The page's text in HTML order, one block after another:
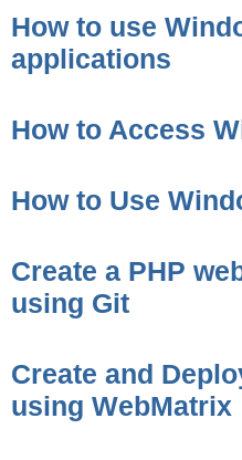
How to use
applications
How to Access
How to Use
Create a PHP
using Git
Create and
using WebMatrix